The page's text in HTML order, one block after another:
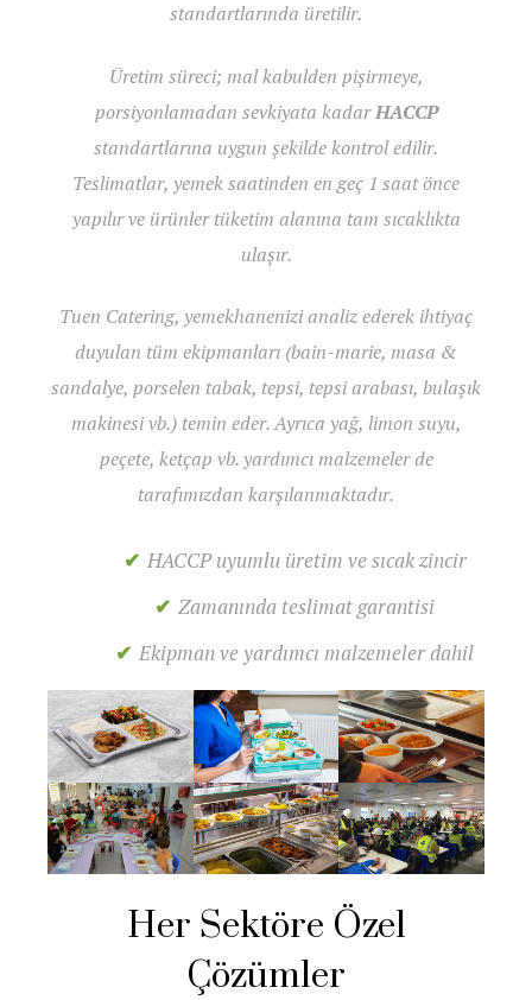
standartlarında üretilir.
Üretim süreci; mal kabulden pişirmeye,
porsiyonlamadan sevkiyata kadarHACCP
standartlarına uygun şekilde kontrol edilir.
Teslimatlar, yemek saatinden en geç 1 saat önce
yapılır ve ürünler tüketim alanına tam sıcaklıkta
ulaşır.
Tuen Catering, yemekhanenizi analiz ederek ihtiyaç
duyulan tüm ekipmanları (bain-marie, masa &
sandalye, porselen tabak, tepsi, tepsi arabası, bulaşık
makinesi vb.) temin eder. Ayrıca yağ, limon suyu,
peçete, ketçap vb. yardımcı malzemeler de
tarafımızdan karşılanmaktadır.
HACCP uyumlu üretim ve sıcak zincir
Zamanında teslimat garantisi
Ekipman ve yardımcı malzemeler dahil
Her Sektöre Özel
Çözümler